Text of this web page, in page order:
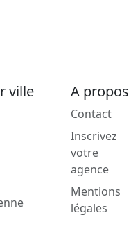
ville A propos
Contact
Inscrivez
votre
agence
Mentions
légales